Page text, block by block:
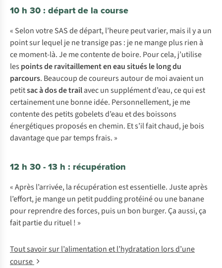
10 h 30 : départ de la course
« Selon votre SAS de départ, l’heure peut varier, mais il y a un
point sur lequel je ne transige pas : je ne mange plus rien à
ce moment-là. Je me contente de boire. Pour cela, j’utilise
les points de ravitaillement en eau situés le long du
parcours. Beaucoup de coureurs autour de moi avaient un
petitsac à dos de trailavec un supplément d’eau, ce qui est
certainement une bonne idée. Personnellement, je me
contente des petits gobelets d’eau et des boissons
énergétiques proposés en chemin. Et s’il fait chaud, je bois
davantage que par temps frais. »
12 h 30 - 13 h : récupération
« Après l’arrivée, la récupération est essentielle. Juste après
l’effort, je mange un petit pudding protéiné ou une banane
pour reprendre des forces, puis un bon burger. Ça aussi, ça
fait partie du rituel ! »
Tout savoir sur l’alimentation et l’hydratation lors d’une
course